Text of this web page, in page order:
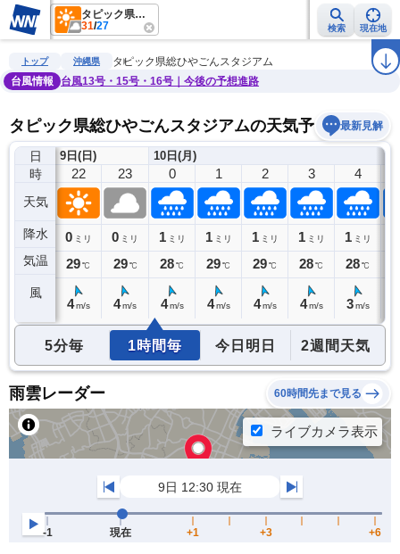
タピック県総ひやごんスタジアム
31/27 検索 現在地
雨雲レーダー 台風情報 地震情報 警報・注意報 ラ
トップ 沖縄県
タピック県総ひやごんスタジアム
台風情報
台風13号・15号・16号｜今後の予想進路
タピック県総ひやごんスタジアムの天気予報 最新見解
日
時
天気
降水
気温
風
9日(日)
21
0ミリ
29℃
22
0 ミリ
29℃
4 m/s
23
0 ミリ
29 ℃
4m/s
10日(月)
0
1 ミリ
28℃
4 m/s
1
1 ミリ
29℃
4 m/s
2
1 ミリ
29℃
4 m/s
3
1 ミリ
28℃
4 m/s
4
1 ミリ
28℃
3 m/s
5分毎 1時間毎 今日明日 2週間天気
雨雲レーダー 60時間先まで見る